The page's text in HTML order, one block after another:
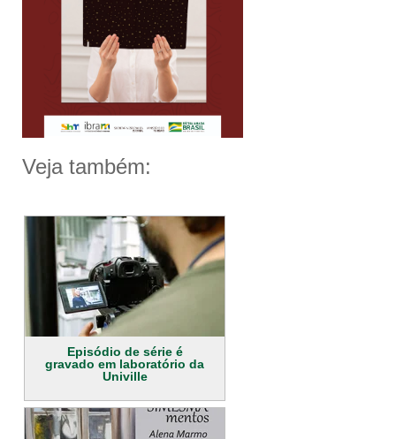
Veja também:
Episódio de série é
gravado em laboratório da
Univille